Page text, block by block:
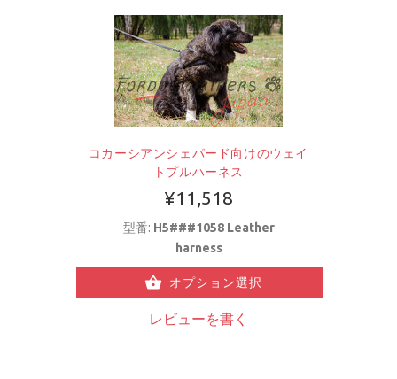
コカーシアンシェパード向けのウェイ
トプルハーネス
¥11,518
型番: H5###1058 Leather
harness
オプション選択
レビューを書く